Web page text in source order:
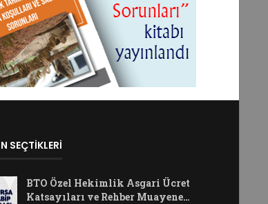
SEÇTİKLERİ
BTO Özel Hekimlik Asgari Ücret
Katsayıları ve Rehber Muayene…